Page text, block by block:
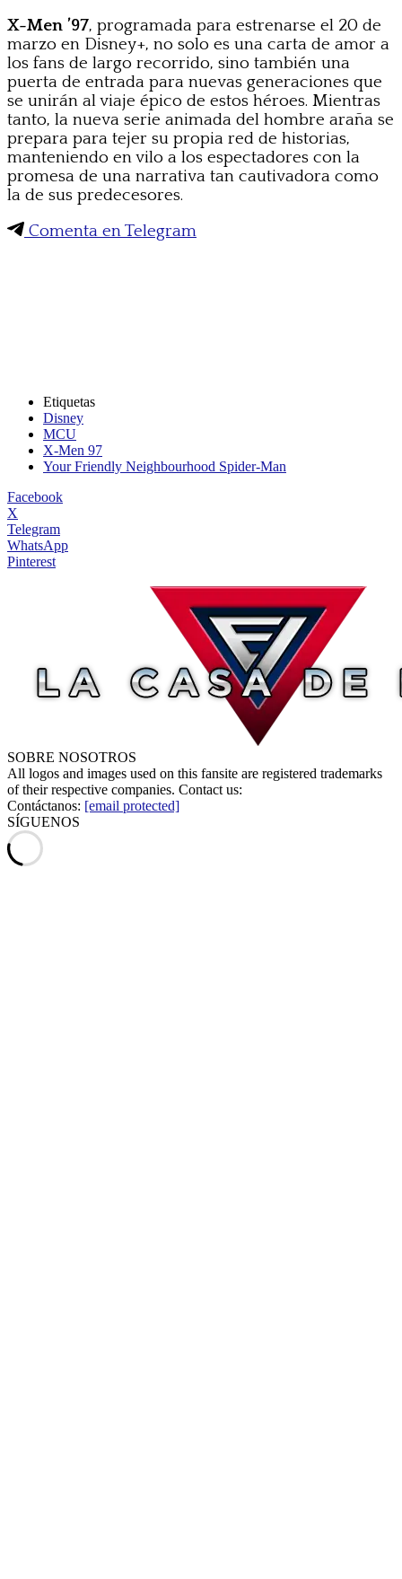
X-Men ’97, programada para estrenarse el 20 de
marzo en Disney+, no solo es una carta de amor a
los fans de largo recorrido, sino también una
puerta de entrada para nuevas generaciones que
se unirán al viaje épico de estos héroes. Mientras
tanto, la nueva serie animada del hombre araña se
prepara para tejer su propia red de historias,
manteniendo en vilo a los espectadores con la
promesa de una narrativa tan cautivadora como
la de sus predecesores.
Comenta en Telegram
Etiquetas
Disney
MCU
X-Men 97
Your Friendly Neighbourhood Spider-Man
Facebook
X
Telegram
WhatsApp
Pinterest
SOBRE NOSOTROS
All logos and images used on this fansite are registered trademarks
of their respective companies. Contact us:
Contáctanos: [email protected]
SÍGUENOS